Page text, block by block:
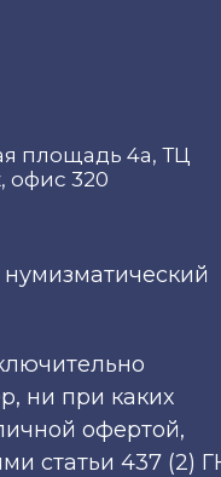
площадь 4а, ТЦ
офис 320
ни при каких
офертой,
статьи 437 (2)